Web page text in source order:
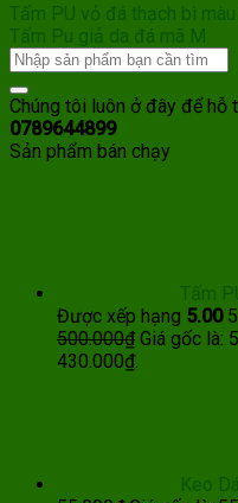
Tấm PU vỏ đá thạch bì
Tấm Pu giả da đá mã M
Chúng tôi luôn ở đây để hỗ
0789644899
Sản phẩm bán chạy
Tấm
Được xếp hạng 5.005
500.000₫ Giá gốc là:
430.000₫.
Keo